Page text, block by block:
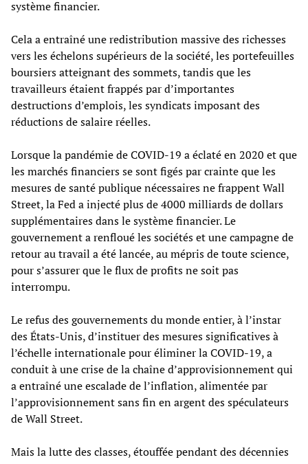
système financier.
Cela a entraîné une redistribution massive des richesses
vers les échelons supérieurs de la société, les portefeuilles
boursiers atteignant des sommets, tandis que les
travailleurs étaient frappés par d’importantes
destructions d’emplois, les syndicats imposant des
réductions de salaire réelles.
Lorsque la pandémie de COVID-19 a éclaté en 2020 et que
les marchés financiers se sont figés par crainte que les
mesures de santé publique nécessaires ne frappent Wall
Street, la Fed a injecté plus de 4000 milliards de dollars
supplémentaires dans le système financier. Le
gouvernement a renfloué les sociétés et une campagne de
retour au travail a été lancée, au mépris de toute science,
pour s’assurer que le flux de profits ne soit pas
interrompu.
Le refus des gouvernements du monde entier, à l’instar
des États-Unis, d’instituer des mesures significatives à
l’échelle internationale pour éliminer la COVID-19, a
conduit à une crise de la chaîne d’approvisionnement qui
a entraîné une escalade de l’inflation, alimentée par
l’approvisionnement sans fin en argent des spéculateurs
de Wall Street.
Mais la lutte des classes, étouffée pendant des décennies